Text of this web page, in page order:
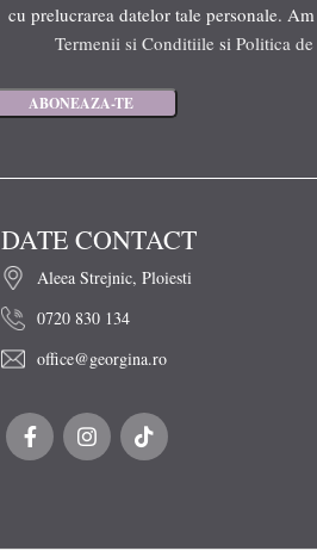
cu prelucrarea datelor tale personale.
Termenii si Conditiile si Politica
DATE CONTACT
Aleea Strejnic, Ploiesti
0720 830 134
office@georgina.ro